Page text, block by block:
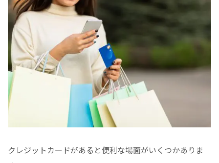
クレジットカードがあると便利な場面がいくつかありま